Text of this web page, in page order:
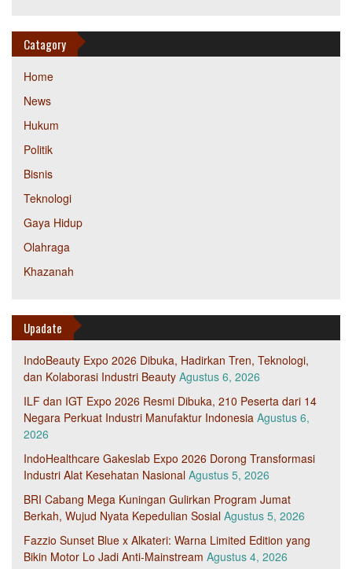
Catagory
Home
News
Hukum
Politik
Bisnis
Teknologi
Gaya Hidup
Olahraga
Khazanah
Upadate
IndoBeauty Expo 2026 Dibuka, Hadirkan Tren, Teknologi,
dan Kolaborasi Industri Beauty Agustus 6, 2026
ILF dan IGT Expo 2026 Resmi Dibuka, 210 Peserta dari 14
Negara Perkuat Industri Manufaktur Indonesia Agustus 6,
2026
IndoHealthcare Gakeslab Expo 2026 Dorong Transformasi
Industri Alat Kesehatan Nasional Agustus 5, 2026
BRI Cabang Mega Kuningan Gulirkan Program Jumat
Berkah, Wujud Nyata Kepedulian Sosial Agustus 5, 2026
Fazzio Sunset Blue x Alkateri: Warna Limited Edition yang
Bikin Motor Lo Jadi Anti-Mainstream Agustus 4, 2026